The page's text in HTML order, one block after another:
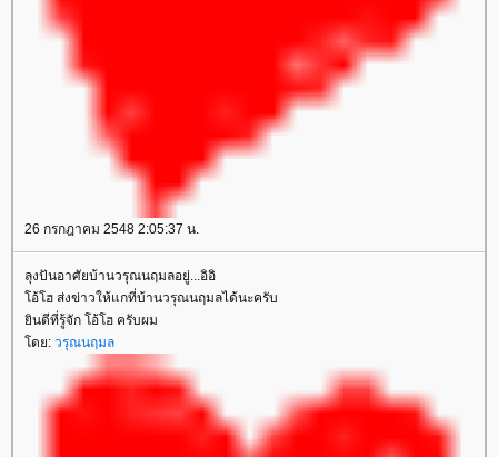
26 กรกฎาคม 2548 2:05:37 น.
ลุงปันอาศัยบ้านวรุณนฤมลอยู่...อิอิ
อ้โฮ ส่งข่าวให้แกที่บ้านวรุณนฤมลได้นะครับ
ินดีที่รู้จัก โอ้โฮ ครับผม
ดย: วรุณนฤมล